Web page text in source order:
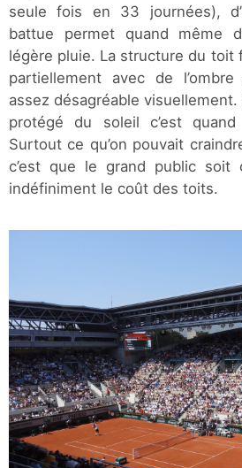
seule fois en 33 journées),
battue permet quand même
légère pluie. La structure du toit
partiellement avec de
assez désagréable
protégé du soleil c’est
Surtout ce qu’on pouvait
c’est que le grand public soit
indéfiniment le coût des toits.